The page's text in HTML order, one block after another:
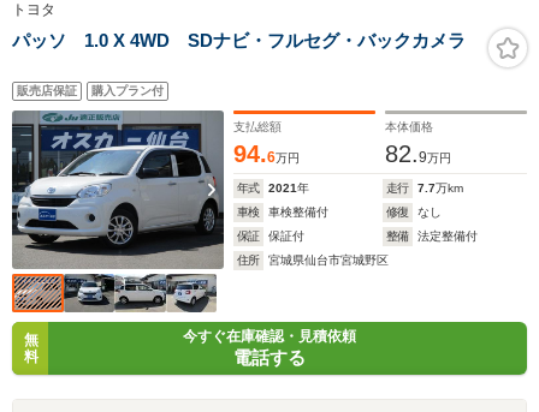
トヨタ
パッソ 1.0 X 4WD SDナビ・フルセグ・バックカメラ
販売店保証 購入プラン付
支払総額
94.6万円
本体価格
82.9万円
年式 2021年 走行 7.7万km
車検
車検整備付 修復
なし
保証
保証付 整備
法定整備付
住所
宮城県仙台市宮城野区
無
料
今すぐ在庫確認・見積依頼
電話する